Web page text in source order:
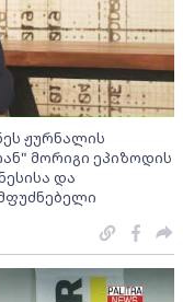
ჟურნალის
მორიგი ეპიზოდის
და